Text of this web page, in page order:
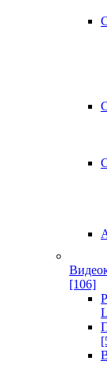
[106]